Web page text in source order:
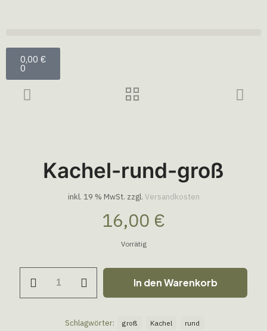
0,00 €
0
Kachel-rund-groß
inkl. 19 % MwSt. zzgl. Versandkosten
16,00 €
Vorrätig
In den Warenkorb
Schlagwörter: groß Kachel rund